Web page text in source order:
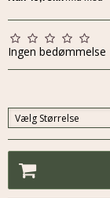
Ingen bedømmelse
Vælg Størrelse